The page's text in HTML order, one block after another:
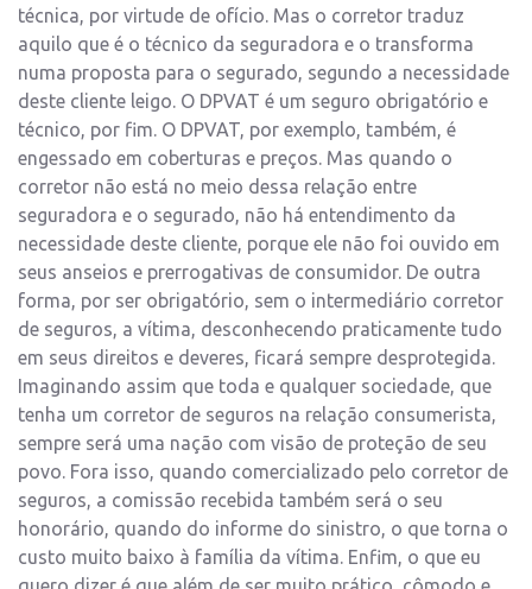
técnica, por virtude de ofício. Mas o corretor traduz
aquilo que é o técnico da seguradora e o transforma
numa proposta para o segurado, segundo a necessidade
deste cliente leigo. O DPVAT é um seguro obrigatório e
técnico, por fim. O DPVAT, por exemplo, também, é
engessado em coberturas e preços. Mas quando o
corretor não está no meio dessa relação entre
seguradora e o segurado, não há entendimento da
necessidade deste cliente, porque ele não foi ouvido em
seus anseios e prerrogativas de consumidor. De outra
forma, por ser obrigatório, sem o intermediário corretor
de seguros, a vítima, desconhecendo praticamente tudo
em seus direitos e deveres, ficará sempre desprotegida.
Imaginando assim que toda e qualquer sociedade, que
tenha um corretor de seguros na relação consumerista,
sempre será uma nação com visão de proteção de seu
povo. Fora isso, quando comercializado pelo corretor de
seguros, a comissão recebida também será o seu
honorário, quando do informe do sinistro, o que torna o
custo muito baixo à família da vítima. Enfim, o que eu